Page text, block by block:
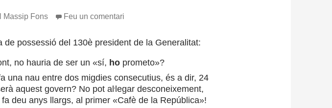
Massip Fons Feu un comentari
de possessió del 130è president de la Generalitat:
no hauria de ser un «sí, ho prometo»?
una nau entre dos migdies consecutius, és a dir, 24
aquest govern? No pot aŀlegar desconeixement,
deu anys llargs, al primer «Cafè de la República»!